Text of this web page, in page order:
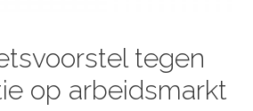
tegen
op arbeidsmarkt